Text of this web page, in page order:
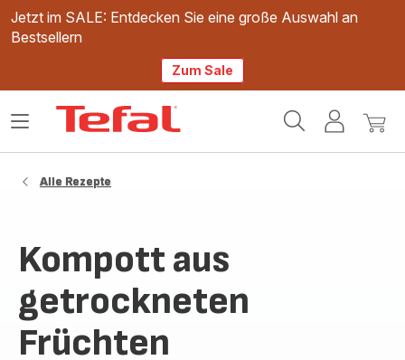
Jetzt im SALE: Entdecken Sie eine große Auswahl an
Bestsellern
Zum Sale
Mein
Mein
Das
Alle Rezepte
Kompott aus
getrockneten
Früchten